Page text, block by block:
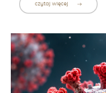
czytaj więcej